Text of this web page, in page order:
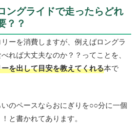
ングライドで走ったらどれ
？？
ーを消費しますが、例えばロングラ
れば大丈夫なのか？？ってことを、
を出して目安を教えてくれる本で
のペースならおにぎりを○○分に一個
と書かれてあります。